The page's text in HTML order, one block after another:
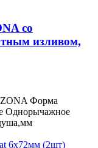
со
изливом,
Форма
Однорычажное